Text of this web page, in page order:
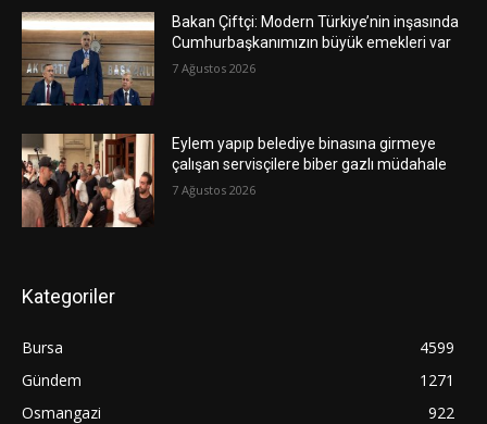
Bakan Çiftçi: Modern Türkiye’nin inşasında
Cumhurbaşkanımızın büyük emekleri var
7 Ağustos 2026
Eylem yapıp belediye binasına girmeye
çalışan servisçilere biber gazlı müdahale
7 Ağustos 2026
Kategoriler
Bursa
4599
Gündem
1271
Osmangazi
922